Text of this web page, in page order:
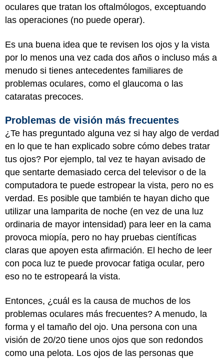
oculares que tratan los oftalmólogos, exceptuando
las operaciones (no puede operar).
Es una buena idea que te revisen los ojos y la vista
por lo menos una vez cada dos años o incluso más a
menudo si tienes antecedentes familiares de
problemas oculares, como el glaucoma o las
cataratas precoces.
Problemas de visión más frecuentes
¿Te has preguntado alguna vez si hay algo de verdad
en lo que te han explicado sobre cómo debes tratar
tus ojos? Por ejemplo, tal vez te hayan avisado de
que sentarte demasiado cerca del televisor o de la
computadora te puede estropear la vista, pero no es
verdad. Es posible que también te hayan dicho que
utilizar una lamparita de noche (en vez de una luz
ordinaria de mayor intensidad) para leer en la cama
provoca miopía, pero no hay pruebas científicas
claras que apoyen esta afirmación. El hecho de leer
con poca luz te puede provocar fatiga ocular, pero
eso no te estropeará la vista.
Entonces, ¿cuál es la causa de muchos de los
problemas oculares más frecuentes? A menudo, la
forma y el tamaño del ojo. Una persona con una
visión de 20/20 tiene unos ojos que son redondos
como una pelota. Los ojos de las personas que